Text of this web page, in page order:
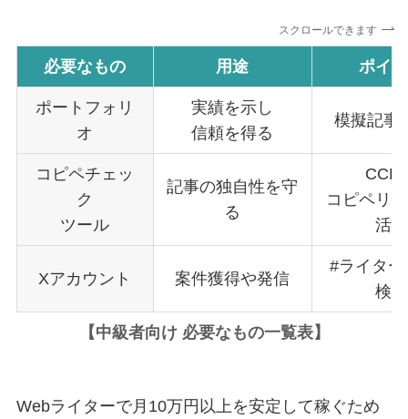
スクロールできます
必要なもの 用途 ポイ
ポートフォリ
オ
実績を示し
信頼を得る
模擬記事
コピペチェッ
ク
ツール
記事の独自性を守
る
CCD
コピペリ
活用
Xアカウント 案件獲得や発信
#ライタ
検索
【中級者向け 必要なもの一覧表】
Webライターで月10万円以上を安定して稼ぐため